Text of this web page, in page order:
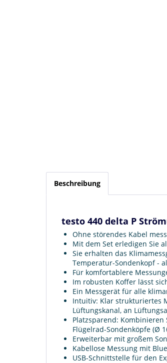
Beschreibung
testo 440 delta P
Ohne störendes Kabel
Mit dem Set erledigen Sie
Sie erhalten das
Temperatur-Sondenkopf -
Für komfortablere
Im robusten Koffer lässt
Ein Messgerät für alle
Intuitiv: Klar strukturiertes
Lüftungskanal, an
Platzsparend:
Flügelrad-Sondenköpfe (Ø
Erweiterbar mit großem
Kabellose Messung mit
USB-Schnittstelle für den